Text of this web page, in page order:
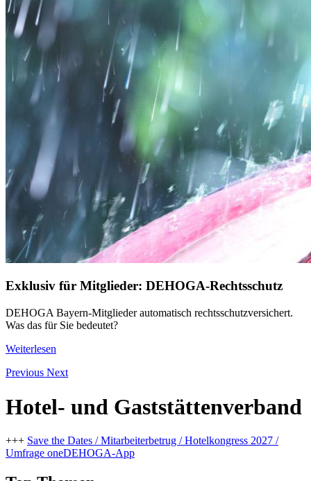
Exklusiv für Mitglieder: DEHOGA-Rechtsschutz
DEHOGA Bayern-Mitglieder automatisch rechtsschutzversichert.
Was das für Sie bedeutet?
Weiterlesen
Previous Next
Hotel- und Gaststättenverband
+++ Save the Dates / Mitarbeiterbetrug / Hotelkongress 2027 /
Umfrage oneDEHOGA-App